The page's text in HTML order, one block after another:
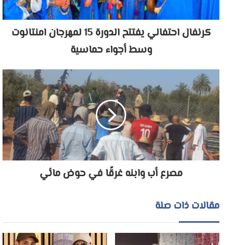
كرنفال احتفالي يفتتح الدورة 15 لمهرجان امنتانوت
وسط أجواء حماسية
مصرع أب وابنه غرقًا في حوض مائي
مقالات ذات صلة